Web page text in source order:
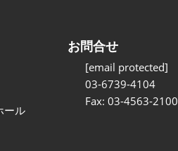
ール
お問合せ
[email protected]
03-6739-4104
Fax: 03-4563-2100